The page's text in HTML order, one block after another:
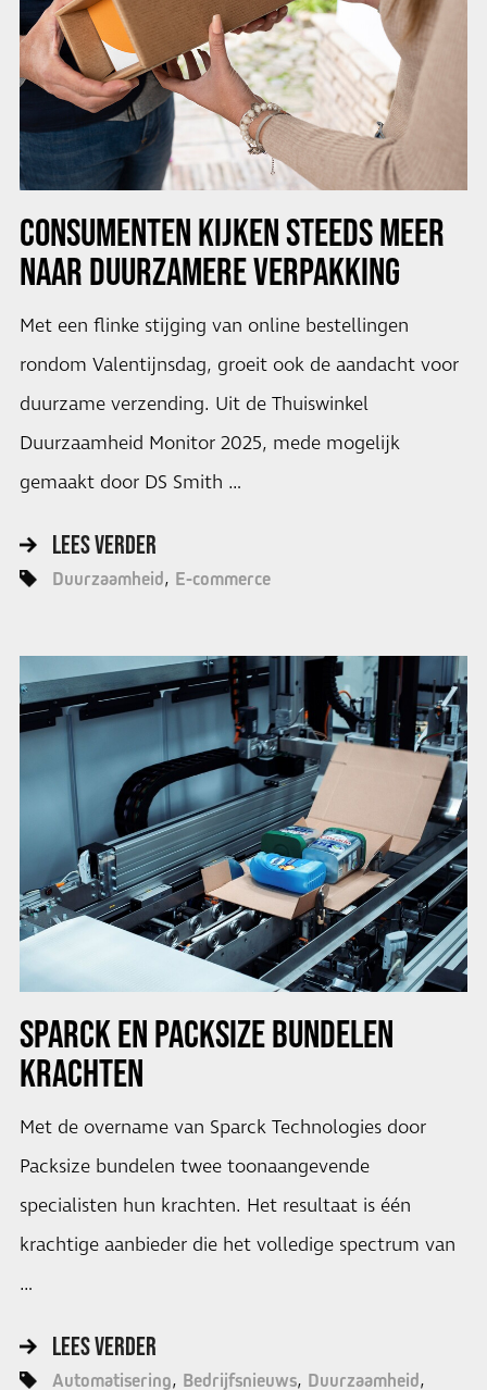
CONSUMENTEN KIJKEN STEEDS MEER
NAAR DUURZAMERE VERPAKKING
Met een flinke stijging van online bestellingen
rondom Valentijnsdag, groeit ook de aandacht voor
duurzame verzending. Uit de Thuiswinkel
Duurzaamheid Monitor 2025, mede mogelijk
gemaakt door DS Smith …
LEES VERDER
Duurzaamheid E-commerce
SPARCK EN PACKSIZE BUNDELEN
KRACHTEN
Met de overname van Sparck Technologies door
Packsize bundelen twee toonaangevende
specialisten hun krachten. Het resultaat is één
krachtige aanbieder die het volledige spectrum van
…
LEES VERDER
Automatisering Bedrijfsnieuws Duurzaamheid